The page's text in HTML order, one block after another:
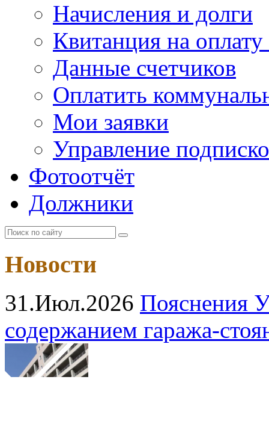
Начисления и долги
Квитанция на
Данные счетчиков
Оплатить
Мои заявки
Управление
Фотоотчёт
Должники
Новости
31.Июл.2026 Пояснения
содержанием